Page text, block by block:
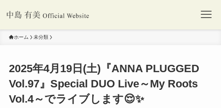
ホーム 未分類
2025年4月19日(土)『ANNA PLUGGED
Vol.97』Special DUO Live～My Roots
Vol.4～でライブします😌✨